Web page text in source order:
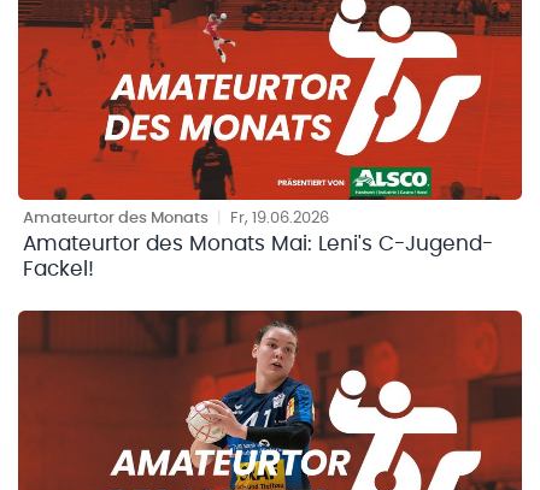
Amateurtor des Monats Fr, 19.06.2026
Amateurtor des Monats Mai: Leni's C-Jugend-
Fackel!